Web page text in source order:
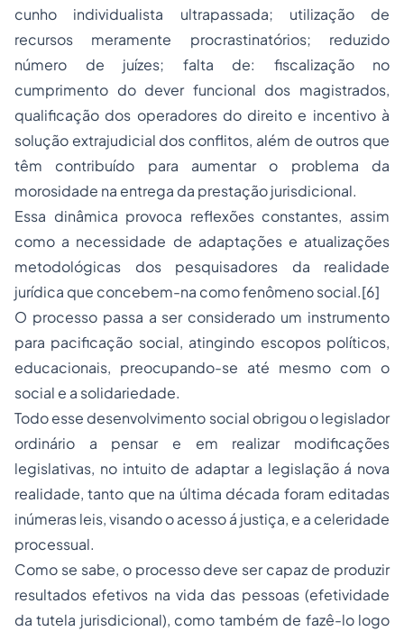
cunho individualista ultrapassada; utilização de
recursos meramente procrastinatórios; reduzido
número de juízes; falta de: fiscalização no
cumprimento do dever funcional dos magistrados,
qualificação dos operadores do direito e incentivo à
solução extrajudicial dos conflitos, além de outros que
têm contribuído para aumentar o problema da
morosidade na entrega da prestação jurisdicional.
Essa dinâmica provoca reflexões constantes, assim
como a necessidade de adaptações e atualizações
metodológicas dos pesquisadores da realidade
jurídica que concebem-na como fenômeno social.[6]
O processo passa a ser considerado um instrumento
para pacificação social, atingindo escopos políticos,
educacionais, preocupando-se até mesmo com o
social e a solidariedade.
Todo esse desenvolvimento social obrigou o legislador
ordinário a pensar e em realizar modificações
legislativas, no intuito de adaptar a legislação á nova
realidade, tanto que na última década foram editadas
inúmeras leis, visando o acesso á justiça, e a celeridade
processual.
Como se sabe, o processo deve ser capaz de produzir
resultados efetivos na vida das pessoas (efetividade
da tutela jurisdicional), como também de fazê-lo logo